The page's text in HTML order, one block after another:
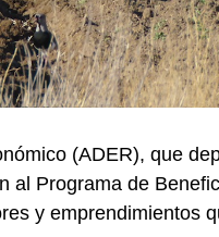
(ADER), que
al Programa de
y emprendimientos